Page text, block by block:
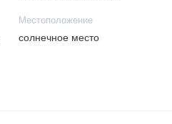
Местоположение
солнечное место